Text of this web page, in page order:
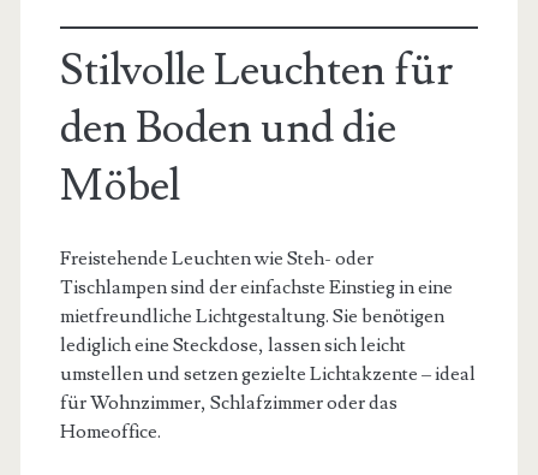
Stilvolle Leuchten für
den Boden und die
Möbel
Freistehende Leuchten wie Steh- oder
Tischlampen sind der einfachste Einstieg in eine
mietfreundliche Lichtgestaltung. Sie benötigen
lediglich eine Steckdose, lassen sich leicht
umstellen und setzen gezielte Lichtakzente – ideal
für Wohnzimmer, Schlafzimmer oder das
Homeoffice.